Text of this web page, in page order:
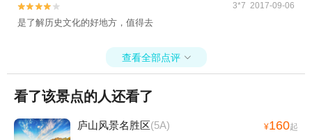

 3*7 2017-09-06
是了解历史文化的好地方，值得去
查看全部点评 
看了该景点的人还看了
庐山风景名胜区(5A) ¥160起